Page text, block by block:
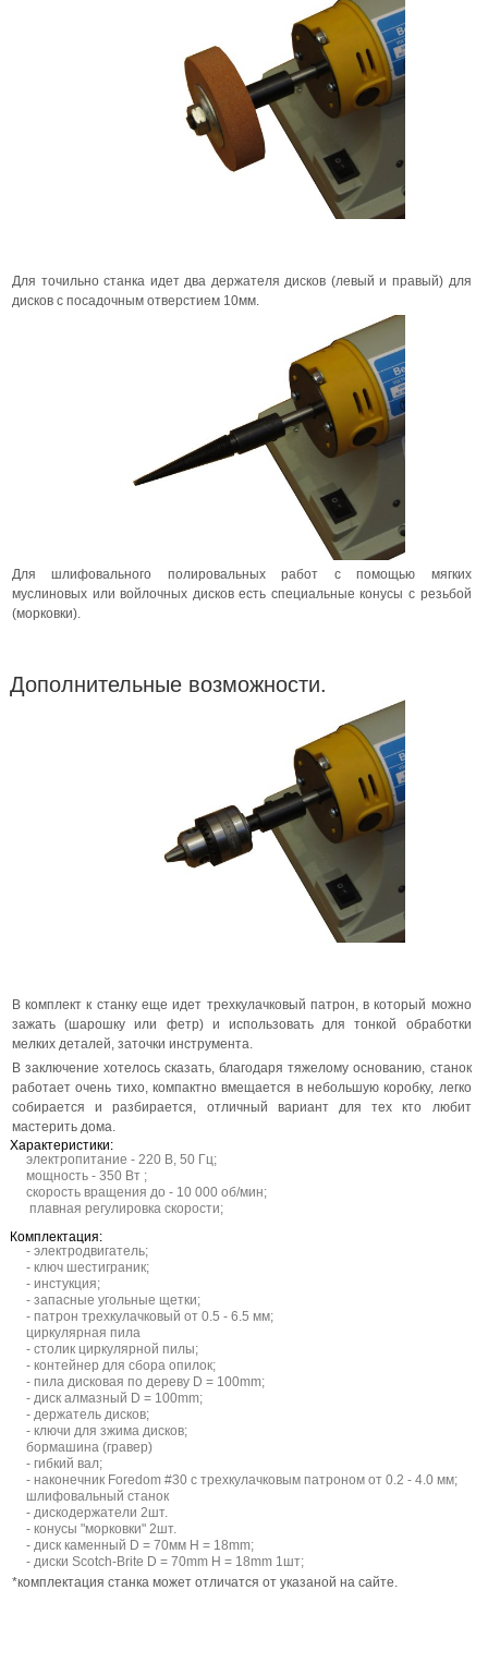
Для точильно станка идет два держателя дисков (левый и правый) для
дисков с посадочным отверстием 10мм.
Для шлифовального полировальных работ с помощью мягких
муслиновых или войлочных дисков есть специальные конусы с резьбой
(морковки).
Дополнительные возможности.
В комплект к станку еще идет трехкулачковый патрон, в который можно
зажать (шарошку или фетр) и использовать для тонкой обработки
мелких деталей, заточки инструмента.
В заключение хотелось сказать, благодаря тяжелому основанию, станок
работает очень тихо, компактно вмещается в небольшую коробку, легко
собирается и разбирается, отличный вариант для тех кто любит
мастерить дома.
Характеристики:
электропитание - 220 В, 50 Гц;
мощность - 350 Вт ;
скорость вращения до - 10 000 об/мин;
плавная регулировка скорости;
Комплектация:
- электродвигатель;
- ключ шестиграник;
- инстукция;
- запасные угольные щетки;
- патрон трехкулачковый от 0.5 - 6.5 мм;
циркулярная пила
- столик циркулярной пилы;
- контейнер для сбора опилок;
- пила дисковая по дереву D = 100mm;
- диск алмазный D = 100mm;
- держатель дисков;
- ключи для зжима дисков;
бормашина (гравер)
- гибкий вал;
- наконечник Foredom #30 с трехкулачковым патроном от 0.2 - 4.0 мм;
шлифовальный станок
- дискодержатели 2шт.
- конусы "морковки" 2шт.
- диск каменный D = 70мм H = 18mm;
- диски Scotch-Brite D = 70mm H = 18mm 1шт;
*комплектация станка может отличатся от указаной на сайте.